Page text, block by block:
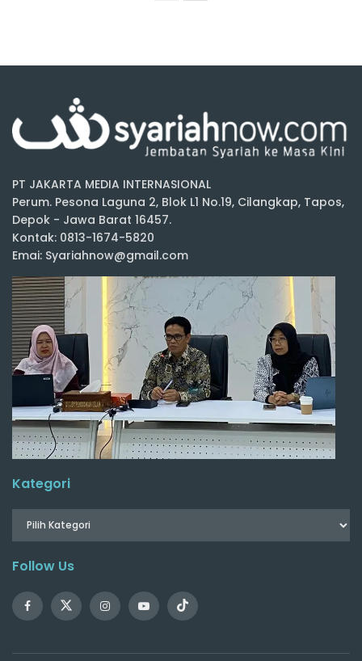
PT JAKARTA MEDIA INTERNASIONAL
Perum. Pesona Laguna 2, Blok L1 No.19, Cilangkap, Tapos,
Depok - Jawa Barat 16457.
Kontak: 0813-1674-5820
Emai: Syariahnow@gmail.com
Kategori
Follow Us